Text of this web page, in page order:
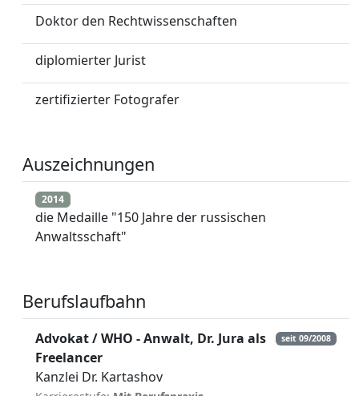
Doktor den Rechtwissenschaften
diplomierter Jurist
zertifizierter Fotografer
Auszeichnungen
2014
die Medaille "150 Jahre der russischen
Anwaltsschaft"
Berufslaufbahn
Advokat / WHO - Anwalt, Dr. Jura als
Freelancer
seit 09/2008
Kanzlei Dr. Kartashov